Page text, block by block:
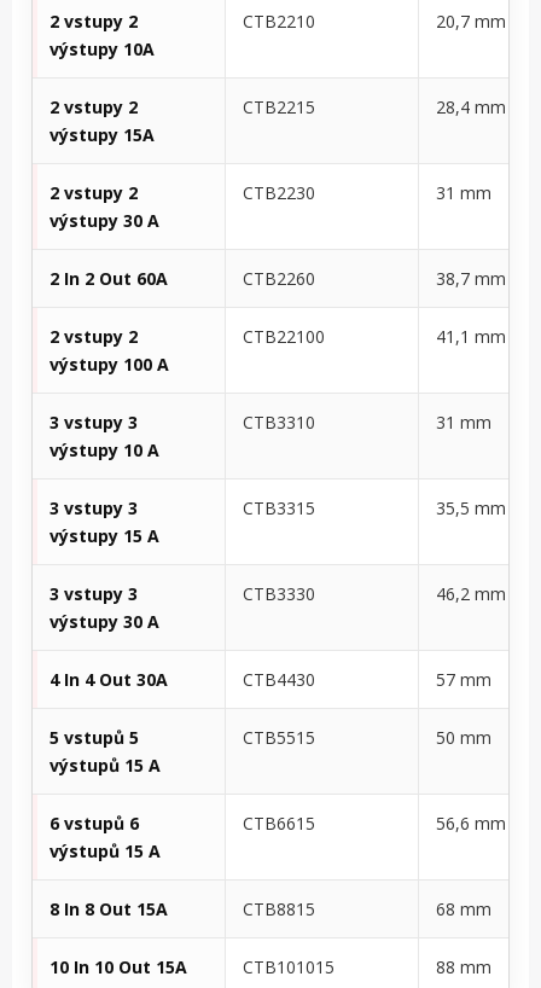
2 vstupy 2
výstupy 10A
CTB2210 20,7 mm
2 vstupy 2
výstupy 15A
CTB2215 28,4 mm
2 vstupy 2
výstupy 30 A
CTB2230 31 mm
2 In 2 Out 60A CTB2260 38,7 mm
2 vstupy 2
výstupy 100 A
CTB22100 41,1 mm
3 vstupy 3
výstupy 10 A
CTB3310 31 mm
3 vstupy 3
výstupy 15 A
CTB3315 35,5 mm
3 vstupy 3
výstupy 30 A
CTB3330 46,2 mm
4 In 4 Out 30A CTB4430 57 mm
5 vstupů 5
výstupů 15 A
CTB5515 50 mm
6 vstupů 6
výstupů 15 A
CTB6615 56,6 mm
8 In 8 Out 15A CTB8815 68 mm
10 In 10 Out 15A CTB101015 88 mm